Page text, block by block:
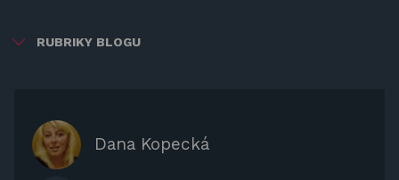
RUBRIKY BLOGU
OCHRANNÉ KRYTY PRE
ZÁHRADNÝ NÁBYTOK
Dana Kopecká